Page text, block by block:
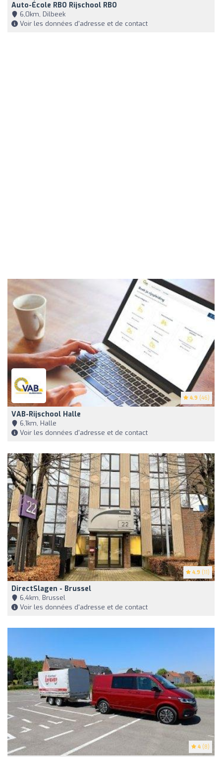
Auto-École RBO Rijschool RBO
6,0km, Dilbeek
Voir les données d'adresse et de contact
4.9 (46)
VAB-Rijschool Halle
6,1km, Halle
Voir les données d'adresse et de contact
4.9 (11)
DirectSlagen - Brussel
6,4km, Brussel
Voir les données d'adresse et de contact
4 (8)